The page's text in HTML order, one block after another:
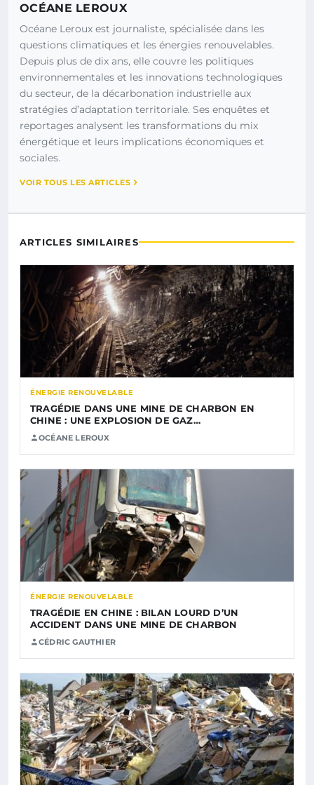
OCÉANE LEROUX
Océane Leroux est journaliste, spécialisée dans les
questions climatiques et les énergies renouvelables.
Depuis plus de dix ans, elle couvre les politiques
environnementales et les innovations technologiques
du secteur, de la décarbonation industrielle aux
stratégies d’adaptation territoriale. Ses enquêtes et
reportages analysent les transformations du mix
énergétique et leurs implications économiques et
sociales.
VOIR TOUS LES ARTICLES
ARTICLES SIMILAIRES
ÉNERGIE RENOUVELABLE
TRAGÉDIE DANS UNE MINE DE CHARBON EN
CHINE : UNE EXPLOSION DE GAZ…
OCÉANE LEROUX
ÉNERGIE RENOUVELABLE
TRAGÉDIE EN CHINE : BILAN LOURD D’UN
ACCIDENT DANS UNE MINE DE CHARBON
CÉDRIC GAUTHIER